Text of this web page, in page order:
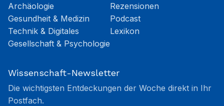
Archäologie
Gesundheit & Medizin
Technik & Digitales
Gesellschaft & Psychologie
Rezensionen
Podcast
Lexikon
Wissenschaft-Newsletter
Die wichtigsten Entdeckungen der Woche direkt in Ihr
Postfach.